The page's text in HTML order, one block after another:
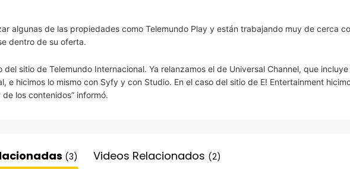
algunas de las propiedades como Telemundo Play y están trabajando muy de cerca
dentro de su oferta.
del sitio de Telemundo Internacional. Ya relanzamos el de Universal Channel, que incluye
e hicimos lo mismo con Syfy y con Studio. En el caso del sitio de E! Entertainment
de los contenidos” informó.
(3) Videos Relacionados (2)